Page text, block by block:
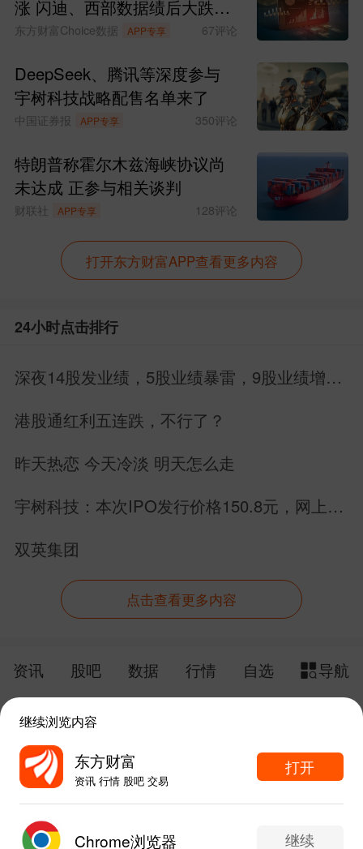
涨 闪迪、西部数据绩后大跌
SpaceX涨超6%
东方财富Choice数据 APP专享 67评论
DeepSeek、腾讯等深度参与
宇树科技战略配售名单来了
中国证券报 APP专享 350评论
特朗普称霍尔木兹海峡协议尚
未达成 正参与相关谈判
财联社 APP专享 128评论
打开东方财富APP查看更多内容
24小时点击排行
深夜14股发业绩，5股业绩暴雷，9股业绩增
港股通红利五连跌，不行了？
昨天热恋 今天冷淡 明天怎么走
宇树科技：本次IPO发行价格150.8元，网上申
双英集团
点击查看更多内容
资讯 股吧 数据 行情 自选
导航
给网站提点意见 下载APP
东方财富APP内打开
继续浏览内容
东方财富
资讯 行情 股吧 交易
打开
Chrome浏览器 继续